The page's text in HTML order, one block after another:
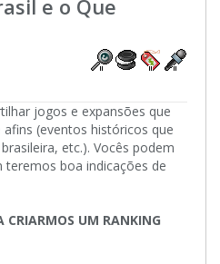
e o Que
jogos e expansões que
(eventos históricos que
etc.). Vocês podem
boa indicações de
CRIARMOS UM RANKING